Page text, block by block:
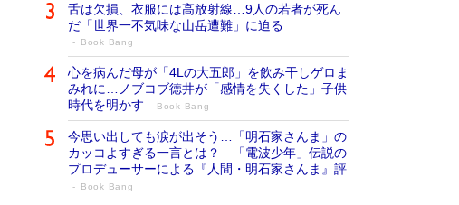
舌は欠損、衣服には高放射線…9人の若者が死ん
だ「世界一不気味な山岳遭難」に迫る
Book Bang
心を病んだ母が「4Lの大五郎」を飲み干しゲロま
みれに…ノブコブ徳井が「感情を失くした」子供
時代を明かす
Book Bang
今思い出しても涙が出そう…「明石家さんま」の
カッコよすぎる一言とは？ 「電波少年」伝説の
プロデューサーによる『人間・明石家さんま』評
Book Bang